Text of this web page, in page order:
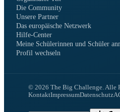
Die Community
Unsere Partner
Das europäische Netzwerk
Hilfe-Center
Meine Schülerinnen und Schüler
Profil wechseln
© 2026 The Big Challenge.Alle
KontaktImpressumDatenschutz